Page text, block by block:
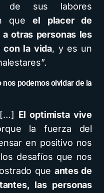
de sus labores
queel placer de
otras personas les
con la vida, y es un
nos podemos olvidar de la
El optimista vive
la fuerza del
en positivo nos
desafíos que nos
que antes de
las personas